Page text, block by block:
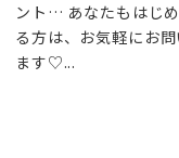
ント… あなたもはじ
る方は、お気軽にお
ます♡...